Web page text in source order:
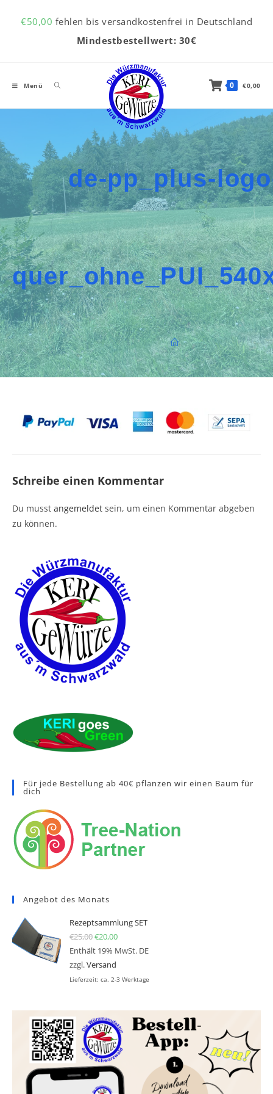
€50,00 fehlen bis versandkostenfrei in Deutschland
Mindestbestellwert: 30€
Menü 0 €0,00
de-pp_plus-
Schreibe einen Kommentar
Du musst angemeldet sein, um einen Kommentar abgeben
zu können.
Für jede Bestellung ab 40€ pflanzen wir einen Baum für
dich
Angebot des Monats
Rezeptsammlung SET
€25,00Ursprünglicher Preis war: €25,00
€20,00Aktueller Preis ist: €20,00.
Enthält 19% MwSt. DE
zzgl.Versand
Lieferzeit: ca. 2-3 Werktage